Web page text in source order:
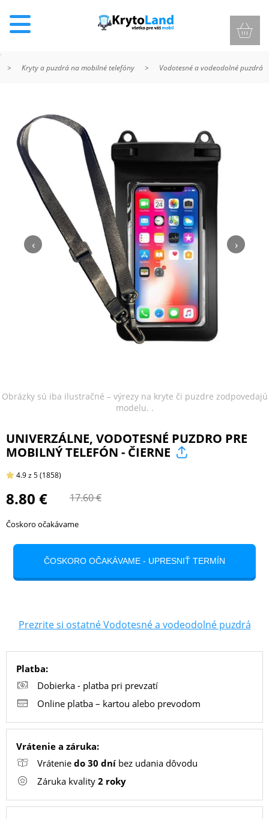
MOBIL
TVRDENÉ
NABÍJANIE
PRE
MOBILY
PRÍSLUŠENSTVO
TABLETY
PC
AUTOPRÍSLUŠENSTVO
SMART
DOMÁCNOSŤ
‹ ›
Obrázky sú iba ilustračné – výrezy na kryte či puzdre zodpovedajú
modelu. .
UNIVERZÁLNE, VODOTESNÉ PUZDRO PRE
MOBILNÝ TELEFÓN - ČIERNE
4.9z 5(1858)
8.80 € 17.60 €
Čoskoro očakávame
Prezrite si ostatné Vodotesné a vodeodolné puzdrá
Platba:
Dobierka - platba pri prevzatí
Online platba – kartou alebo prevodom
Vrátenie a záruka:
Vrátenie do 30 dní bez udania dôvodu
Záruka kvality 2 roky
> Kryty a puzdrá na mobilné telefóny > Vodotesné a vodeodolné puzdrá